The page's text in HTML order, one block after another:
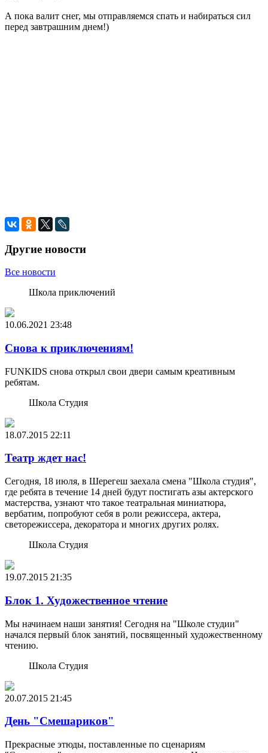
А пока валит снег, мы отправляемся спать и набираться сил
перед завтрашним днем!)
Другие новости
Все новости
Школа приключений
10.06.2021 23:48
Снова к приключениям!
FUNKIDS снова открыл свои двери самым креативным
ребятам.
Школа Студия
18.07.2015 22:11
Театр ждет нас!
Сегодня, 18 июля, в Шерегеш заехала смена "Школа студия",
где ребята в течение 14 дней будут постигать азы актерского
мастерства, узнают что такое театральная миниатюра,
вербатим, попробуют себя в роли режиссера, актера,
светорежиссера, декоратора и многих других ролях.
Школа Студия
19.07.2015 21:35
Блок 1. Художественное чтение
Мы начинаем наши занятия! Сегодня на "Школе студии"
начался первый блок занятий, посвященный художественному
чтению.
Школа Студия
20.07.2015 21:45
День "Смешариков"
Прекрасные этюды, поставленные по сценариям